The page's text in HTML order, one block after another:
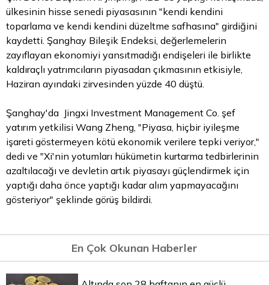
ülkesinin hisse senedi piyasasının "kendi kendini
toparlama ve kendi kendini düzeltme safhasına" girdiğini
kaydetti. Şanghay Bileşik Endeksi, değerlemelerin
zayıflayan ekonomiyi yansıtmadığı endişeleri ile birlikte
kaldıraçlı yatrımcıların piyasadan çıkmasının etkisiyle,
Haziran ayındaki zirvesinden yüzde 40 düştü.
Şanghay'da Jingxi Investment Management Co. şef
yatırım yetkilisi Wang Zheng, "Piyasa, hiçbir iyileşme
işareti göstermeyen kötü ekonomik verilere tepki veriyor,"
dedi ve "Xi'nin yotumları hükümetin kurtarma tedbirlerinin
azaltılacağı ve devletin artık piyasayı güçlendirmek için
yaptığı daha önce yaptığı kadar alım yapmayacağını
gösteriyor" şeklinde görüş bildirdi.
En Çok Okunan Haberler